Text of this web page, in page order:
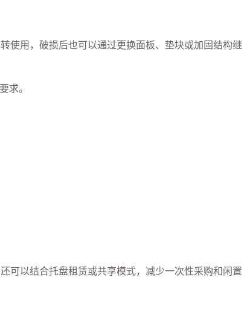
使用，破损后也可以通过更换面板、垫块或加固结构继
求。
可以结合托盘租赁或共享模式，减少一次性采购和闲置